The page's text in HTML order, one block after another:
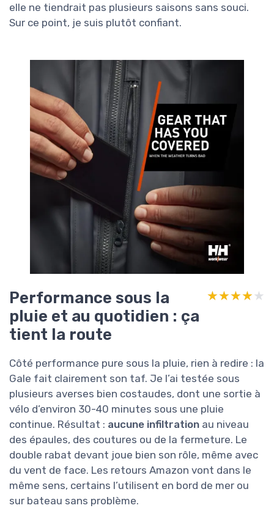
elle ne tiendrait pas plusieurs saisons sans souci.
Sur ce point, je suis plutôt confiant.
Performance sous la
pluie et au quotidien : ça
tient la route
★★★★★
★★★★★
Côté performance pure sous la pluie, rien à redire : la
Gale fait clairement son taf. Je l’ai testée sous
plusieurs averses bien costaudes, dont une sortie à
vélo d’environ 30-40 minutes sous une pluie
continue. Résultat : aucune infiltration au niveau
des épaules, des coutures ou de la fermeture. Le
double rabat devant joue bien son rôle, même avec
du vent de face. Les retours Amazon vont dans le
même sens, certains l’utilisent en bord de mer ou
sur bateau sans problème.